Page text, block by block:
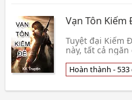
Vạn Tôn Kiếm
Tuyệt đại Kiếm
này, tất cả
muốn vĩnh
cùng rồi sẽ chết
Hoàn thành -